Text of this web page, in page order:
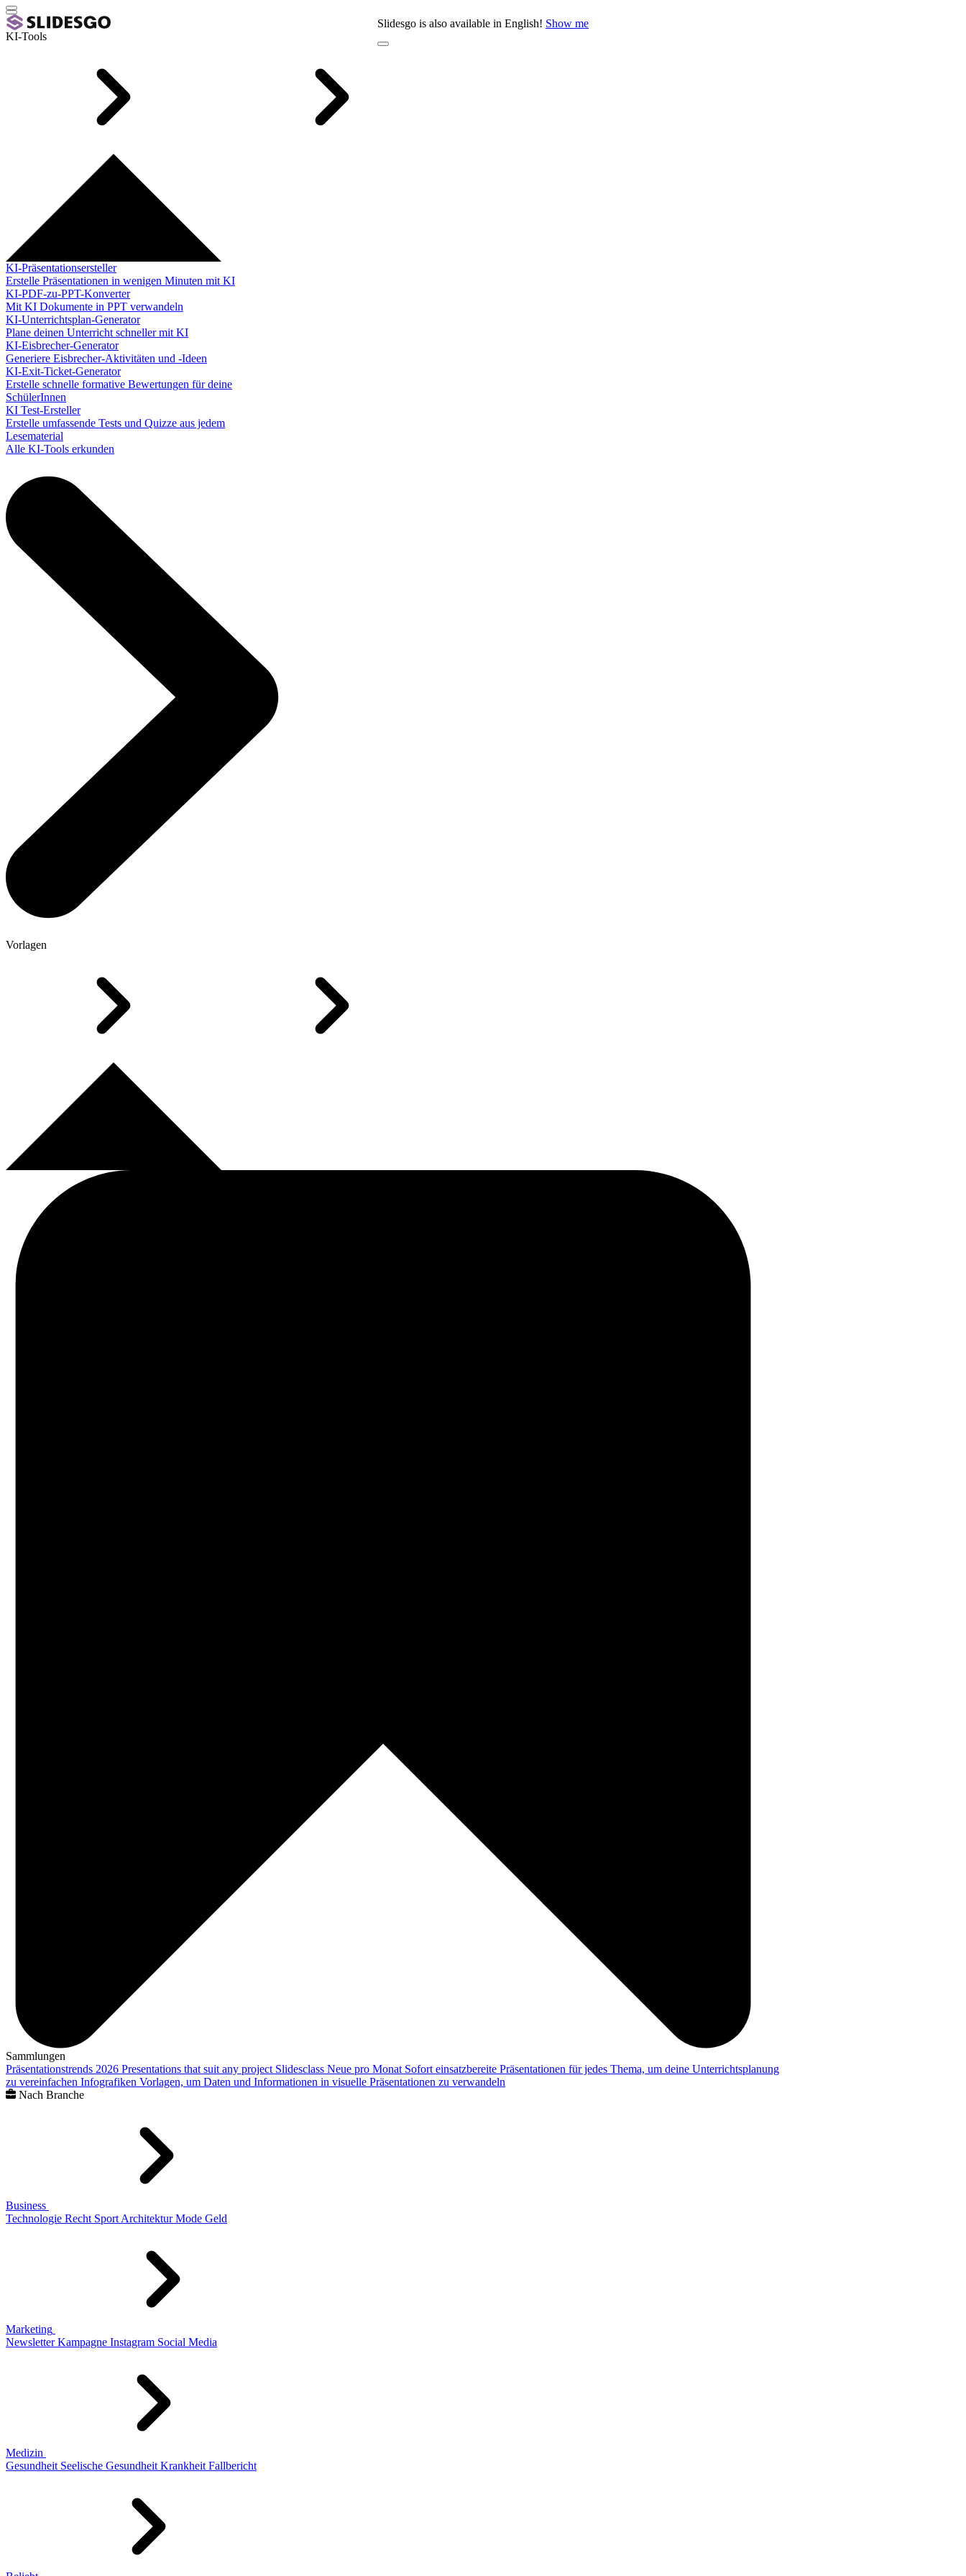
Slidesgo is also available in English! Show me
KI-Tools
KI-Präsentationsersteller
Erstelle Präsentationen in wenigen Minuten mit KI
KI-PDF-zu-PPT-Konverter
Mit KI Dokumente in PPT verwandeln
KI-Unterrichtsplan-Generator
Plane deinen Unterricht schneller mit KI
KI-Eisbrecher-Generator
Generiere Eisbrecher-Aktivitäten und -Ideen
KI-Exit-Ticket-Generator
Erstelle schnelle formative Bewertungen für deine
SchülerInnen
KI Test-Ersteller
Erstelle umfassende Tests und Quizze aus jedem
Lesematerial
Alle KI-Tools erkunden
Vorlagen
Sammlungen
Präsentationstrends 2026 Presentations that suit any project Slidesclass Neue pro Monat Sofort einsatzbereite Präsentationen für jedes Thema, um deine Unterrichtsplanung
zu vereinfachen Infografiken Vorlagen, um Daten und Informationen in visuelle Präsentationen zu verwandeln
Nach Branche
Business
Technologie Recht Sport Architektur Mode Geld
Marketing
Newsletter Kampagne Instagram Social Media
Medizin
Gesundheit Seelische Gesundheit Krankheit Fallbericht